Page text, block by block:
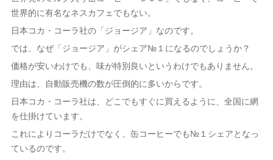
世界的に有名なネスカフェでもない。
日本コカ・コーラ社の「ジョージア」なのです。
では、なぜ「ジョージア」がシェア№１になるのでしょうか？
価格が安いわけでも、味が特別良いというわけでもありません。
理由は、自動販売機の数が圧倒的に多いからです。
日本コカ・コーラ社は、どこでもすぐに買えるように、全国に網
を仕掛けています。
これによりコーラだけでなく、缶コーヒーでも№１シェアとなっ
ているのです。